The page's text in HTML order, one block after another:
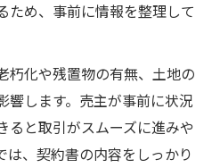
ため、事前に情報を整理して
朽化や残置物の有無、土地の
響します。売主が事前に状況
ると取引がスムーズに進みや
、契約書の内容をしっかり